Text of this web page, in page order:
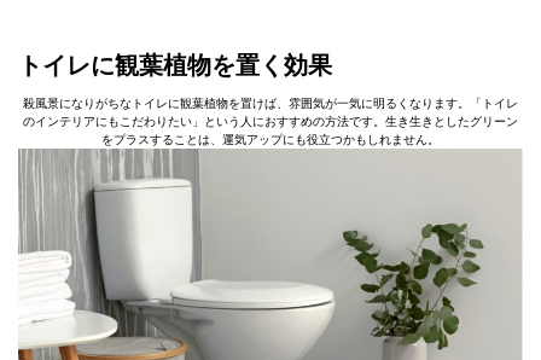
トイレに観葉植物を置く効果
殺風景になりがちなトイレに観葉植物を置けば、雰囲気が一気に明るくなります。「トイレ
のインテリアにもこだわりたい」という人におすすめの方法です。生き生きとしたグリーン
をプラスすることは、運気アップにも役立つかもしれません。